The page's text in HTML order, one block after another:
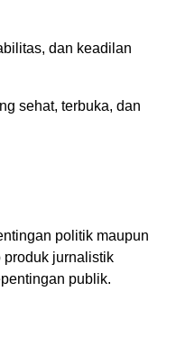
dan keadilan
sehat, terbuka, dan
politik maupun
produk jurnalistik
publik.